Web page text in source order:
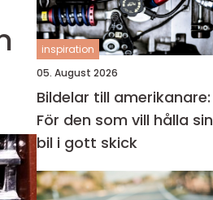
inspiration
05. August 2026
Bildelar till amerikanare:
För den som vill hålla sin
bil i gott skick